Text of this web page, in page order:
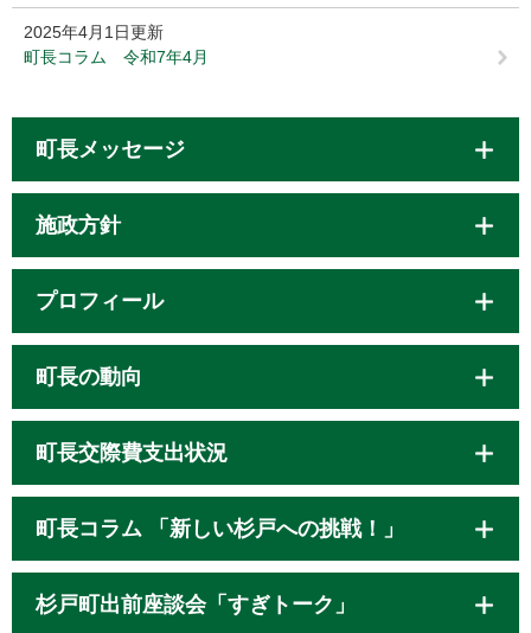
2025年4月1日更新
町長コラム 令和7年4月
町長メッセージ
施政方針
プロフィール
町長の動向
町長交際費支出状況
町長コラム 「新しい杉戸への挑戦！」
杉戸町出前座談会「すぎトーク」